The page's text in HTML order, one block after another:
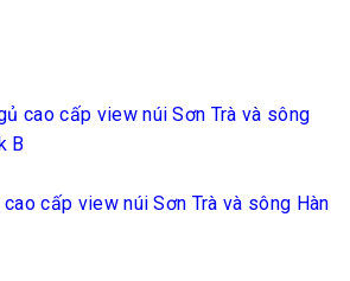
cấp view núi Sơn Trà và sông Hàn